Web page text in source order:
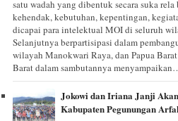
satu wadah yang dibentuk secara suka rela
kehendak, kebutuhan, kepentingan,
dicapai para intelektual MOI di seluruh
Selanjutnya berpartisipasi dalam
wilayah Manokwari Raya, dan Papua
Barat dalam sambutannya
Jokowi dan Iriana Janji
Kabupaten Pegunungan